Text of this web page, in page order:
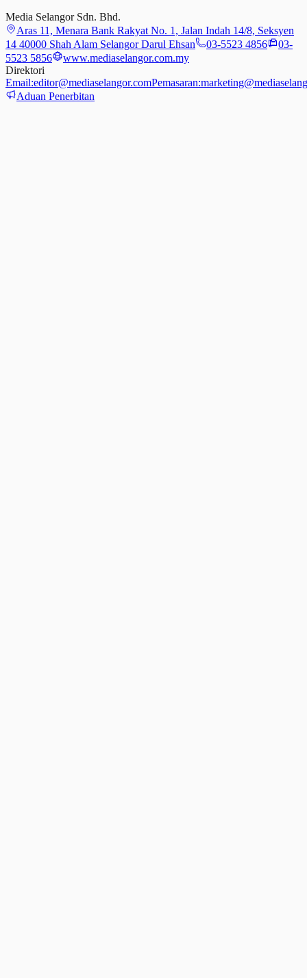
Media Selangor Sdn. Bhd.
Aras 11, Menara Bank Rakyat No. 1, Jalan Indah 14/8, Seksyen
14 40000 Shah Alam Selangor Darul Ehsan
03-5523 4856
03-
5523 5856
www.mediaselangor.com.my
Direktori
Email:editor@mediaselangor.comPemasaran:
Aduan Penerbitan